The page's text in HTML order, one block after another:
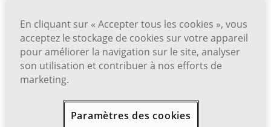
Shomon M. TSH levels: what do high and low lev
els mean? Verywell Health. Consulté le 23 mai 2023.
https://www.verywellhealth.com/understanding-thy
roid-blood-tests-low-or-high-tsh-3233198
En cliquant sur « Accepter tous les cookies », vous
acceptez le stockage de cookies sur votre appareil
pour améliorer la navigation sur le site, analyser
son utilisation et contribuer à nos efforts de
marketing.
Paramètres des cookies